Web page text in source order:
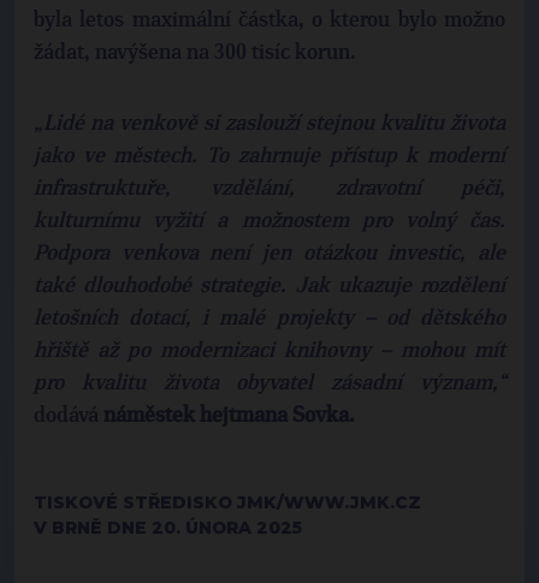
byla letos maximální částka, o kterou bylo možno
žádat, navýšena na 300 tisíc korun.
„Lidé na venkově si zaslouží stejnou kvalitu života
jako ve městech. To zahrnuje přístup k moderní
infrastruktuře, vzdělání, zdravotní péči,
kulturnímu vyžití a možnostem pro volný čas.
Podpora venkova není jen otázkou investic, ale
také dlouhodobé strategie. Jak ukazuje rozdělení
letošních dotací, i malé projekty – od dětského
hřiště až po modernizaci knihovny – mohou mít
pro kvalitu života obyvatel zásadní význam,“
dodává náměstek hejtmana Sovka.
TISKOVÉ STŘEDISKO JMK/WWW.JMK.CZ
V BRNĚ DNE 20. ÚNORA 2025